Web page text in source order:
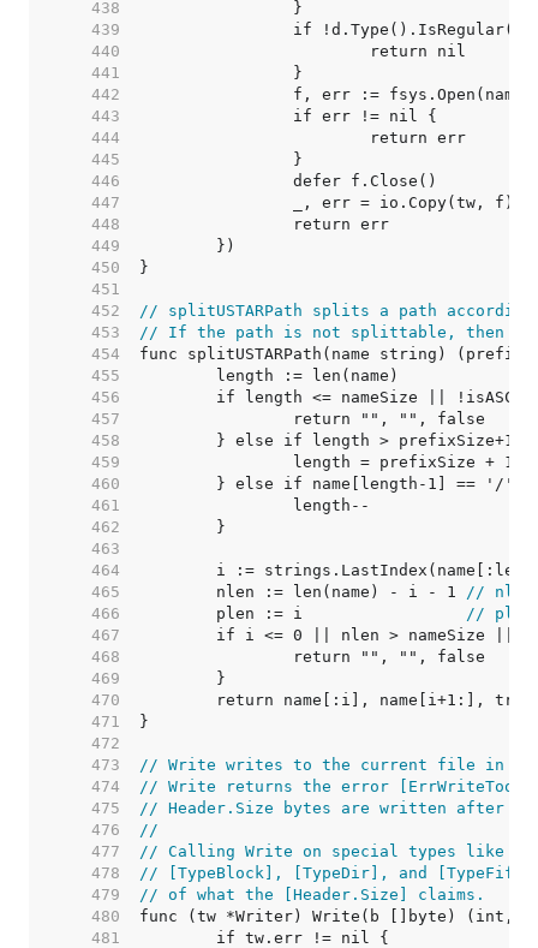
   438
   439
   440
   441
   442
   443
   444
   445
   446
   447
   448
   449
   450
   451
   452
// splitUSTARPath splits a path
   453
// If the path is not splittable, then
   454
   455
   456
   457
   458
   459
   460
   461
   462
   463
   464
   465
	nlen := len(name) - i - 1
//
   466
	plen := i
// plen
   467
   468
   469
   470
   471
   472
   473
// Write writes to the current file in
   474
// Write returns the error
   475
// Header.Size bytes are written after
   476
//
   477
// Calling Write on special types like
   478
// [TypeBlock], [TypeDir], and
   479
// of what the [Header.Size] claims.
   480
   481